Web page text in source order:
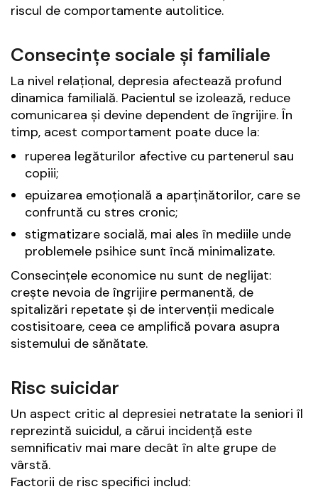
riscul de comportamente autolitice.
Consecințe sociale și familiale
La nivel relațional, depresia afectează profund
dinamica familială. Pacientul se izolează, reduce
comunicarea și devine dependent de îngrijire. În
timp, acest comportament poate duce la:
ruperea legăturilor afective cu partenerul sau
copiii;
epuizarea emoțională a aparținătorilor, care se
confruntă cu stres cronic;
stigmatizare socială, mai ales în mediile unde
problemele psihice sunt încă minimalizate.
Consecințele economice nu sunt de neglijat:
crește nevoia de îngrijire permanentă, de
spitalizări repetate și de intervenții medicale
costisitoare, ceea ce amplifică povara asupra
sistemului de sănătate.
Risc suicidar
Un aspect critic al depresiei netratate la seniori îl
reprezintă suicidul, a cărui incidență este
semnificativ mai mare decât în alte grupe de
vârstă.
Factorii de risc specifici includ: